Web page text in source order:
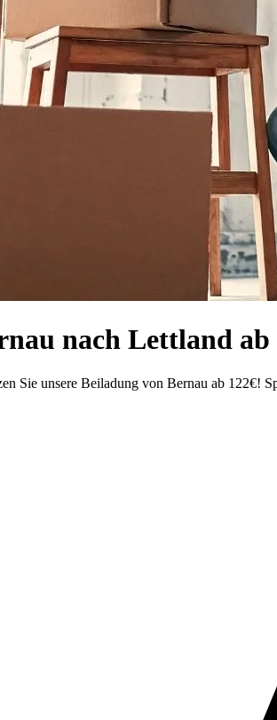
nach Lettland ab
Sie unsere Beiladung von Bernau ab 122€!